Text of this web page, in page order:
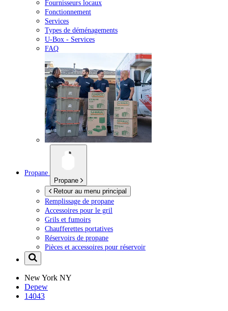
Fournisseurs locaux
Fonctionnement
Services
Types de déménagements
U-Box - Services
FAQ
Propane
Propane
Retour au menu principal
Remplissage de propane
Accessoires pour le gril
Grils et fumoirs
Chaufferettes portatives
Réservoirs de propane
Pièces et accessoires pour réservoir
New York NY
Depew
14043